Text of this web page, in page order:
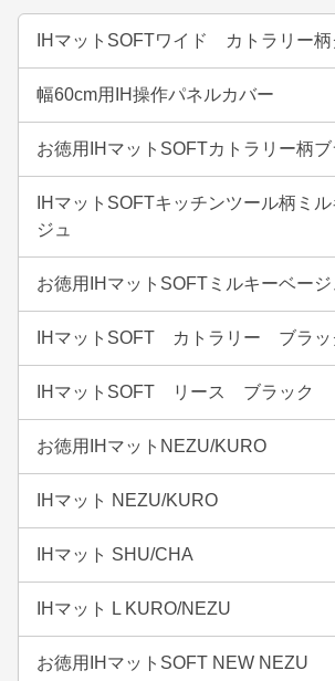
IHマットSOFTワイド カトラリー柄
幅60cm用IH操作パネルカバー
お徳用IHマットSOFTカトラリー柄ブ
IHマットSOFTキッチンツール柄ミ
ジュ
お徳用IHマットSOFTミルキーベージ
IHマットSOFT カトラリー ブラッ
IHマットSOFT リース ブラック
お徳用IHマットNEZU/KURO
IHマット NEZU/KURO
IHマット SHU/CHA
IHマット L KURO/NEZU
お徳用IHマットSOFT NEW NEZU